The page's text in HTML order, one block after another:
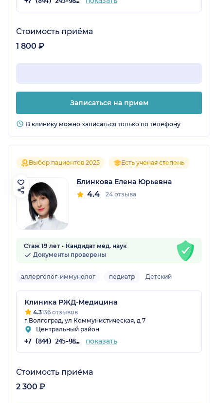
Стоимость приёма
1 800 ₽
Записаться на прием
В клинику можно записаться только по телефону
Выбор пациентов 2025 Есть ученая степень
Блинкова Елена Юрьевна
4.4 24 отзыва
Стаж 19 лет
Кандидат мед. наук
Документы проверены
аллерголог-иммунолог педиатр Детский
Клиника РЖД-Медицина
4.3136 отзывов
г Волгоград, ул Коммунистическая, д 7
Центральный район
+7 (844) 245-98-54 показать
Стоимость приёма
2 300 ₽